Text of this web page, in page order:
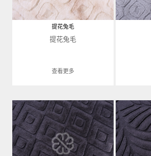
提花兔毛
提花兔毛
查看更多